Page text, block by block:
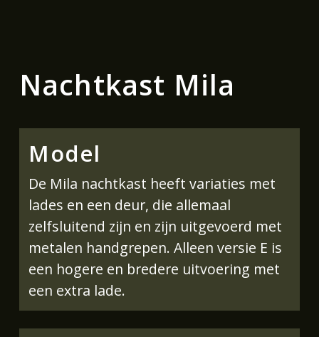
Nachtkast Mila
Model
De Mila nachtkast heeft variaties met
lades en een deur, die allemaal
zelfsluitend zijn en zijn uitgevoerd met
metalen handgrepen. Alleen versie E is
een hogere en bredere uitvoering met
een extra lade.